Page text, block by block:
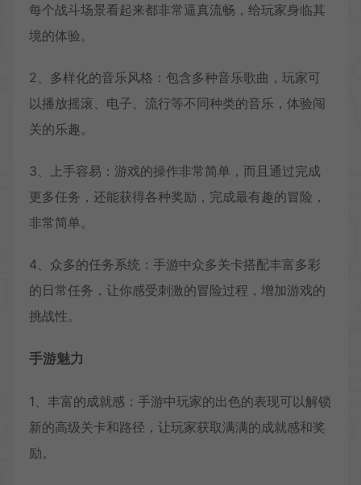
每个战斗场景看起来都非常逼真流畅，给玩家身临其
境的体验。
2、多样化的音乐风格：包含多种音乐歌曲，玩家可
以播放摇滚、电子、流行等不同种类的音乐，体验闯
关的乐趣。
3、上手容易：游戏的操作非常简单，而且通过完成
更多任务，还能获得各种奖励，完成最有趣的冒险，
非常简单。
4、众多的任务系统：手游中众多关卡搭配丰富多彩
的日常任务，让你感受刺激的冒险过程，增加游戏的
挑战性。
手游魅力
1、丰富的成就感：手游中玩家的出色的表现可以解锁
新的高级关卡和路径，让玩家获取满满的成就感和奖
励。